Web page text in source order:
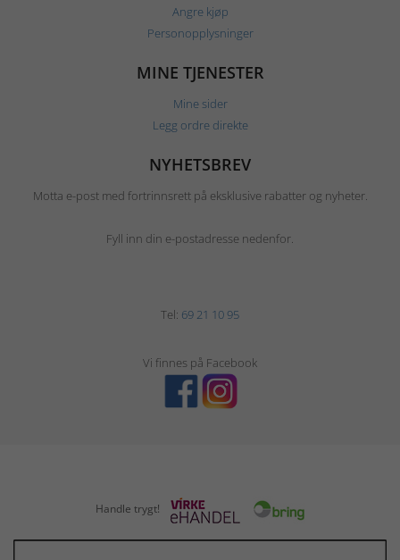
Angre kjøp
Personopplysninger
MINE TJENESTER
Mine sider
Legg ordre direkte
NYHETSBREV
Motta e-post med fortrinnsrett på eksklusive rabatter og nyheter.
Fyll inn din e-postadresse nedenfor.
Tel: 69 21 10 95
Vi finnes på Facebook
Handle trygt!